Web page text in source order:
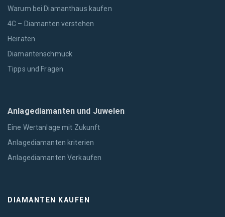
Warum bei Diamanthaus kaufen
4C – Diamanten verstehen
Heiraten
Diamantenschmuck
Tipps und Fragen
Anlagediamanten und Juwelen
Eine Wertanlage mit Zukunft
Anlagediamanten kriterien
Anlagediamanten Verkaufen
DIAMANTEN KAUFEN